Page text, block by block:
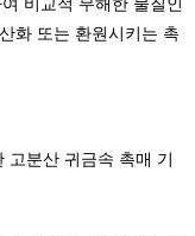
비교적 무해한 물질인
화 또는 환원시키는 촉
고분산 귀금속 촉매 기